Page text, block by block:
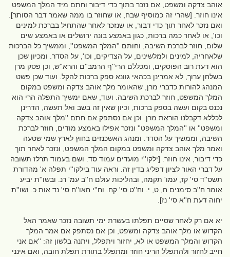
אוהב צדקה ומשפט, אם נזכר בתוך כדי דיבור וחתם מיד המלך המשפט
אינו חוזר. [שהרי זה כמוסיף שבח, או שחוזר בו ממה שאמר דבר הסותר].
ואם נזכר לאחר תוך כדי דבור, או שנזכר לאחר שהתחיל בברכת למינים
וכו', או לאחר כמה ברכות, כגון באמצע בונה ירושלים או באמצע שים
שלום, חוזר לברכת השיבה, וחותם ''המלך המשפט'', וממשיך כל הברכות
שלאחריה, למינים ולמלשינים, על הצדיקים, וכו', על הסדר. ומכיון שכן
הוא דעת רוב הפוסקים, ומכללם הרי''ף הרמב''ם והרא''ש, וכן פסק מרן
בשלחן ערוך, לא אמרינן בכהאי גוונא ספק ברכות להקל. ועוד שכן פשט
המנהג להורות כדברי מרן, שהאומר מלך אוהב צדקה ומשפט במקום
המלך המשפט, חוזר לברכת השיבה. ועוד, שאם ימשיך התפלה הרי הוא
נכנס בקום ועשה בספק ברכות, וכיון שאין זה בשב ואל תעשה, הדרינן
לכללא דקבלנו הוראת מרן. וכן אם נסתפק אם חתם ''מלך אוהב צדקה
ומשפט'' או ''המלך המשפט'' ונזכר אפילו באמצע מודים, חוזר לברכת
השיבה, וממשיך על הסדר. ומנהג האשכנזים בחוץ לארץ שמי שטעה
ואמר מלך אוהב צדקה ומשפט במקום המלך המשפט, ונזכר לאחר תוך
כדי דיבור, אינו חוזר. [ילקו''י מועדים עמוד סד. ושם בעמוד תרלז תשובה
על דברי האור לציון דפליג בדין זה. וראה עוד בילקו''י תפלה א' מהדורת
תשס''ד סי' קז, עמו' תקמה, ובהליכות עולם ח''ב עמ' רנ. ובשו''ת יביע
אומר ח''ב סימנים ח, ט, י. וח''ט סי' קח. וח''י חאו''ח סי' נד אות כ. ושו''ת
יחוה דעת ח''א סי' נז].
יא אם רק לאחר שסיים תפלתו בעשרת ימי תשובה נזכר שאמר האל
הקדוש או מלך אוהב צדקה ומשפט, וכן אם נסתפק אם אמר המלך
הקדוש והמלך המשפט או לא, יחזור ויתפלל, ויתנה בלשון זה: ''אם אני
חייב לחזור ולהתפלל הריני חוזר ומתפלל בתורת תפלת חובה, ואם אינני